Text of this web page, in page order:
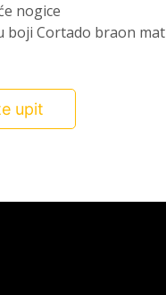
nogice
boji Cortado braon mat
upit